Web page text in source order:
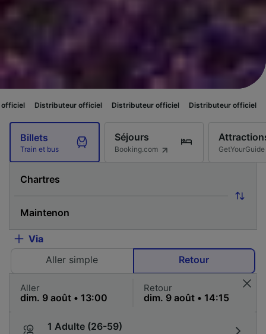
officiel Distributeur officiel Distributeur officiel Distributeur
Billets
Train et bus
Séjours
Booking.com GetYourGuide
Via
Aller simple
Retour
Aller Retour
1 Adulte (26-59)